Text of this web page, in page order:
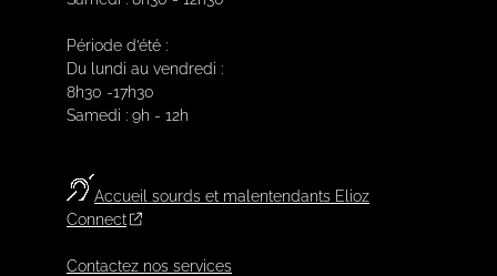
Période d’été :
Du lundi au vendredi :
8h30 -17h30
Samedi : 9h - 12h
Accueil sourds et malentendants Elioz
Connect
Contactez nos services